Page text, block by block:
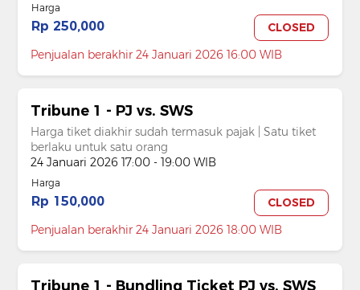
Harga
Rp 250,000
CLOSED
Penjualan berakhir 24 Januari 2026 16:00 WIB
Tribune 1 - PJ vs. SWS
Harga tiket diakhir sudah termasuk pajak | Satu tiket
berlaku untuk satu orang
24 Januari 2026 17:00 - 19:00 WIB
Harga
Rp 150,000
CLOSED
Penjualan berakhir 24 Januari 2026 18:00 WIB
Tribune 1 - Bundling Ticket PJ vs. SWS